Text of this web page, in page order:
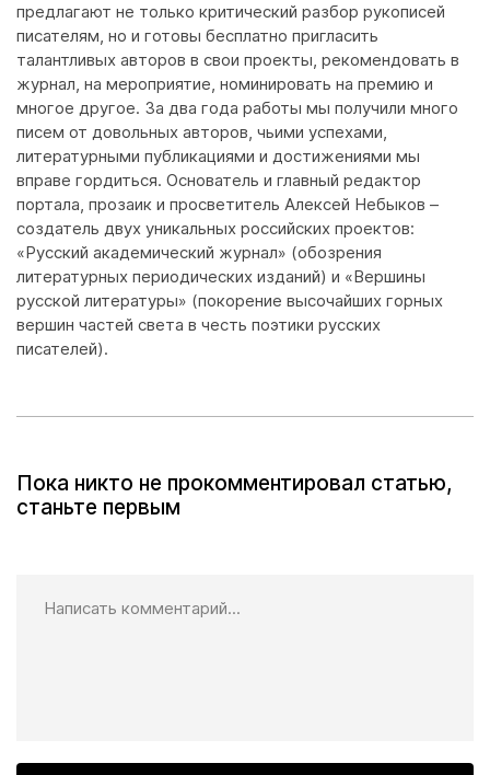
предлагают не только критический разбор рукописей
писателям, но и готовы бесплатно пригласить
талантливых авторов в свои проекты, рекомендовать в
журнал, на мероприятие, номинировать на премию и
многое другое. За два года работы мы получили много
писем от довольных авторов, чьими успехами,
литературными публикациями и достижениями мы
вправе гордиться. Основатель и главный редактор
портала, прозаик и просветитель Алексей Небыков –
создатель двух уникальных российских проектов:
«Русский академический журнал» (обозрения
литературных периодических изданий) и «Вершины
русской литературы» (покорение высочайших горных
вершин частей света в честь поэтики русских
писателей).
Пока никто не прокомментировал статью,
станьте первым